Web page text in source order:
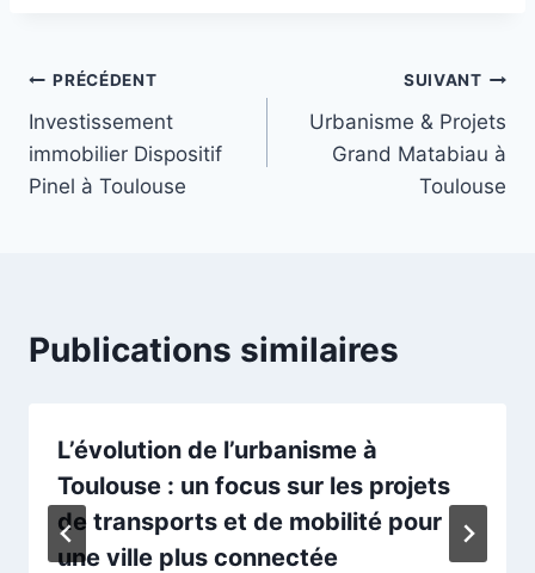
Navigation
de
l’article
PRÉCÉDENT
Investissement
immobilier Dispositif
Pinel à Toulouse
SUIVANT
Urbanisme & Projets
Grand Matabiau à
Toulouse
Publications similaires
L’évolution de l’urbanisme à
Toulouse : un focus sur les projets
de transports et de mobilité pour
une ville plus connectée